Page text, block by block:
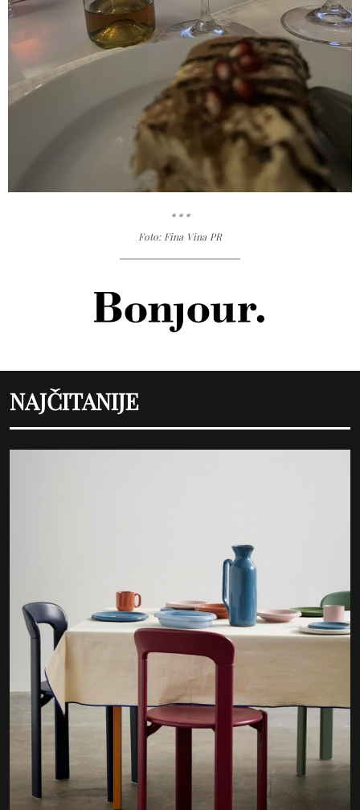
* * *
Foto: Fina Vina PR
NAJČITANIJE